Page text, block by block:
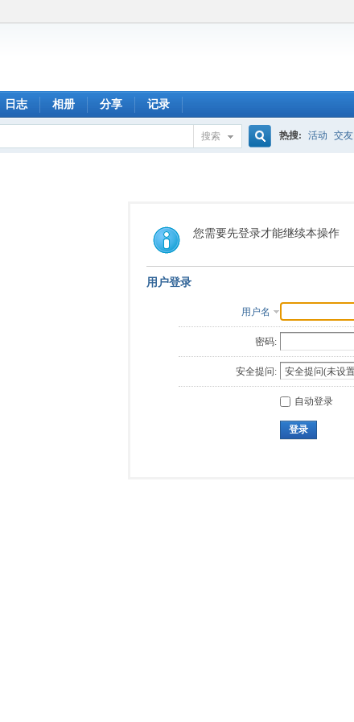
日志 相册 分享 记录
搜索
索
热搜: 活动 交友
您需要先登录才能继续本操作
用户登录
用户名
密码:
安全提问:
自动登录
登录